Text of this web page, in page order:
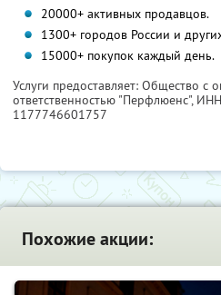
20000+ активных продавцов.
1300+ городов России и
15000+ покупок каждый день.
Услуги предоставляет: Общество с
ответственностью "Перфлюенс",
1177746601757
Похожие акции: